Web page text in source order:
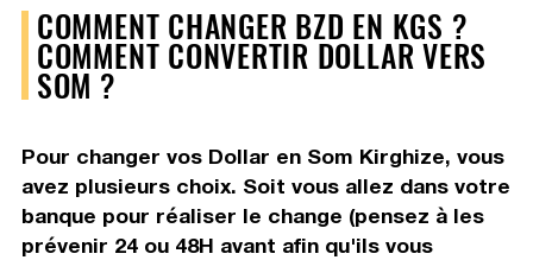
COMMENT CHANGER BZD EN KGS ?
COMMENT CONVERTIR DOLLAR VERS
SOM ?
Pour changer vos Dollar en Som Kirghize, vous
avez plusieurs choix. Soit vous allez dans votre
banque pour réaliser le change (pensez à les
prévenir 24 ou 48H avant afin qu'ils vous